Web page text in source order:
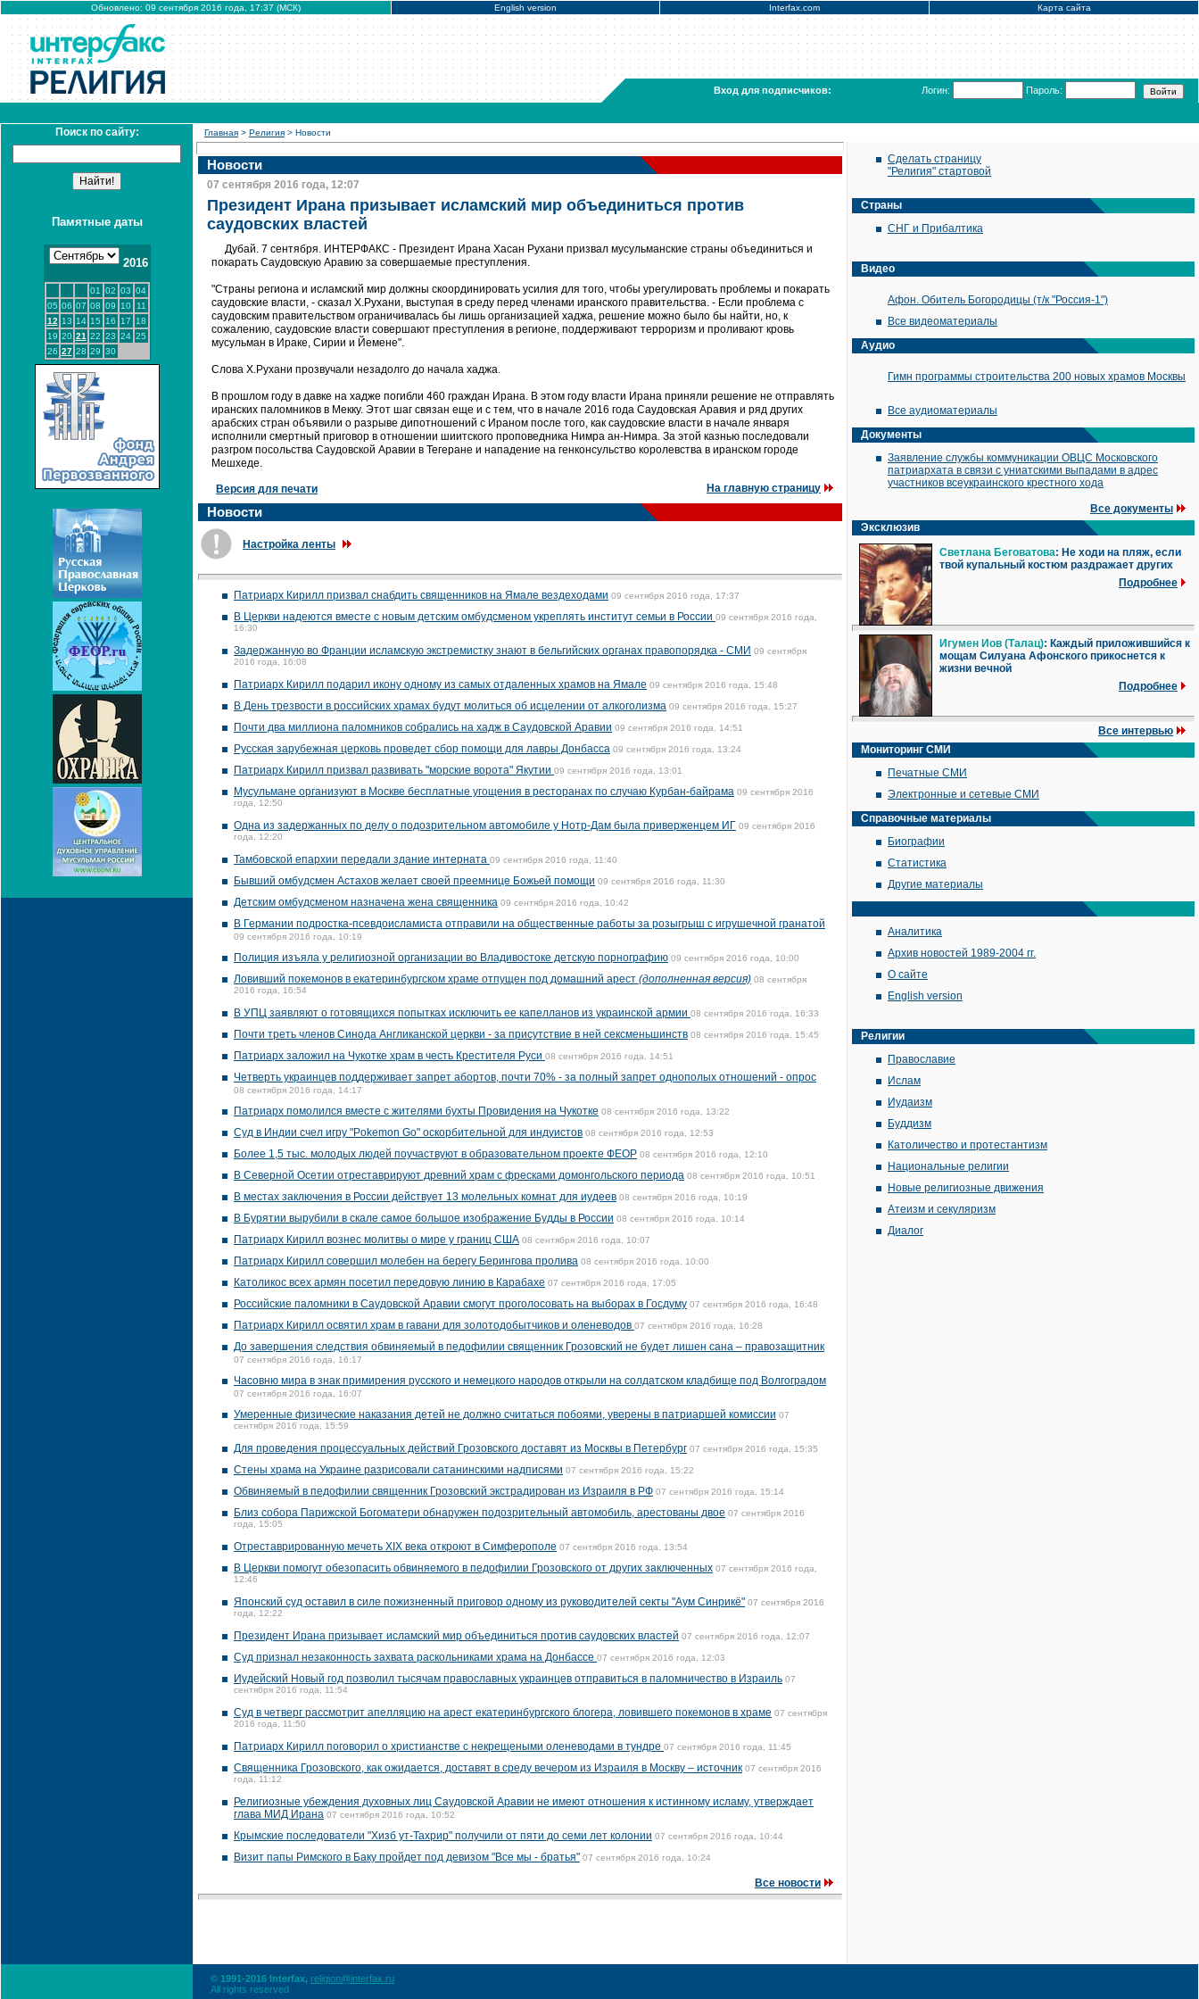
Обновлено: 09 сентября 2016 года, 17:37 (МСК) English version Interfax.com Карта сайта
Вход для подписчиков: Логин: Пароль:
Поиск по сайту:
Памятные даты
2016
01 02 03 04
05 06 07 08 09 10
11
12 13 14 15 16 17
18
19 20 21 22 23 24 25
26 27 28 29 30
Главная > Религия > Новости
Новости
07 сентября 2016 года, 12:07
Президент Ирана призывает исламский мир объединиться против
саудовских властей
Дубай. 7 сентября. ИНТЕРФАКС - Президент Ирана Хасан Рухани призвал мусульманские страны объединиться и
покарать Саудовскую Аравию за совершаемые преступления.
"Страны региона и исламский мир должны скоординировать усилия для того, чтобы урегулировать проблемы и покарать
саудовские власти, - сказал Х.Рухани, выступая в среду перед членами иранского правительства. - Если проблема с
саудовским правительством ограничивалась бы лишь организацией хаджа, решение можно было бы найти, но, к
сожалению, саудовские власти совершают преступления в регионе, поддерживают терроризм и проливают кровь
мусульман в Ираке, Сирии и Йемене".
Слова Х.Рухани прозвучали незадолго до начала хаджа.
В прошлом году в давке на хадже погибли 460 граждан Ирана. В этом году власти Ирана приняли решение не отправлять
иранских паломников в Мекку. Этот шаг связан еще и с тем, что в начале 2016 года Саудовская Аравия и ряд других
арабских стран объявили о разрыве дипотношений с Ираном после того, как саудовские власти в начале января
исполнили смертный приговор в отношении шиитского проповедника Нимра ан-Нимра. За этой казнью последовали
разгром посольства Саудовской Аравии в Тегеране и нападение на генконсульство королевства в иранском городе
Мешхеде.
Версия для печати На главную страницу
Новости
Настройка ленты
Патриарх Кирилл призвал снабдить священников на Ямале вездеходами 09 сентября 2016 года, 17:37
В Церкви надеются вместе с новым детским омбудсменом укреплять институт семьи в России 09 сентября 2016 года,
16:30
Задержанную во Франции исламскую экстремистку знают в бельгийских органах правопорядка - СМИ 09 сентября
2016 года, 16:08
Патриарх Кирилл подарил икону одному из самых отдаленных храмов на Ямале 09 сентября 2016 года, 15:48
В День трезвости в российских храмах будут молиться об исцелении от алкоголизма 09 сентября 2016 года, 15:27
Почти два миллиона паломников собрались на хадж в Саудовской Аравии 09 сентября 2016 года, 14:51
Русская зарубежная церковь проведет сбор помощи для лавры Донбасса 09 сентября 2016 года, 13:24
Патриарх Кирилл призвал развивать "морские ворота" Якутии 09 сентября 2016 года, 13:01
Мусульмане организуют в Москве бесплатные угощения в ресторанах по случаю Курбан-байрама 09 сентября 2016
года, 12:50
Одна из задержанных по делу о подозрительном автомобиле у Нотр-Дам была приверженцем ИГ 09 сентября 2016
года, 12:20
Тамбовской епархии передали здание интерната 09 сентября 2016 года, 11:40
Бывший омбудсмен Астахов желает своей преемнице Божьей помощи 09 сентября 2016 года, 11:30
Детским омбудсменом назначена жена священника 09 сентября 2016 года, 10:42
В Германии подростка-псевдоисламиста отправили на общественные работы за розыгрыш с игрушечной гранатой
09 сентября 2016 года, 10:19
Полиция изъяла у религиозной организации во Владивостоке детскую порнографию 09 сентября 2016 года, 10:00
Ловивший покемонов в екатеринбургском храме отпущен под домашний арест (дополненная версия) 08 сентября
2016 года, 16:54
В УПЦ заявляют о готовящихся попытках исключить ее капелланов из украинской армии 08 сентября 2016 года, 16:33
Почти треть членов Синода Англиканской церкви - за присутствие в ней сексменьшинств 08 сентября 2016 года, 15:45
Патриарх заложил на Чукотке храм в честь Крестителя Руси 08 сентября 2016 года, 14:51
Четверть украинцев поддерживает запрет абортов, почти 70% - за полный запрет однополых отношений - опрос
08 сентября 2016 года, 14:17
Патриарх помолился вместе с жителями бухты Провидения на Чукотке 08 сентября 2016 года, 13:22
Суд в Индии счел игру "Pokemon Go" оскорбительной для индуистов 08 сентября 2016 года, 12:53
Более 1,5 тыс. молодых людей поучаствуют в образовательном проекте ФЕОР 08 сентября 2016 года, 12:10
В Северной Осетии отреставрируют древний храм с фресками домонгольского периода 08 сентября 2016 года, 10:51
В местах заключения в России действует 13 молельных комнат для иудеев 08 сентября 2016 года, 10:19
В Бурятии вырубили в скале самое большое изображение Будды в России 08 сентября 2016 года, 10:14
Патриарх Кирилл вознес молитвы о мире у границ США 08 сентября 2016 года, 10:07
Патриарх Кирилл совершил молебен на берегу Берингова пролива 08 сентября 2016 года, 10:00
Католикос всех армян посетил передовую линию в Карабахе 07 сентября 2016 года, 17:05
Российские паломники в Саудовской Аравии смогут проголосовать на выборах в Госдуму 07 сентября 2016 года, 16:48
Патриарх Кирилл освятил храм в гавани для золотодобытчиков и оленеводов 07 сентября 2016 года, 16:28
До завершения следствия обвиняемый в педофилии священник Грозовский не будет лишен сана – правозащитник
07 сентября 2016 года, 16:17
Часовню мира в знак примирения русского и немецкого народов открыли на солдатском кладбище под Волгоградом
07 сентября 2016 года, 16:07
Умеренные физические наказания детей не должно считаться побоями, уверены в патриаршей комиссии 07
сентября 2016 года, 15:59
Для проведения процессуальных действий Грозовского доставят из Москвы в Петербург 07 сентября 2016 года, 15:35
Стены храма на Украине разрисовали сатанинскими надписями 07 сентября 2016 года, 15:22
Обвиняемый в педофилии священник Грозовский экстрадирован из Израиля в РФ 07 сентября 2016 года, 15:14
Близ собора Парижской Богоматери обнаружен подозрительный автомобиль, арестованы двое 07 сентября 2016
года, 15:05
Отреставрированную мечеть XIX века откроют в Симферополе 07 сентября 2016 года, 13:54
В Церкви помогут обезопасить обвиняемого в педофилии Грозовского от других заключенных 07 сентября 2016 года,
12:46
Японский суд оставил в силе пожизненный приговор одному из руководителей секты "Аум Синрикё" 07 сентября 2016
года, 12:22
Президент Ирана призывает исламский мир объединиться против саудовских властей 07 сентября 2016 года, 12:07
Суд признал незаконность захвата раскольниками храма на Донбассе 07 сентября 2016 года, 12:03
Иудейский Новый год позволил тысячам православных украинцев отправиться в паломничество в Израиль 07
сентября 2016 года, 11:54
Суд в четверг рассмотрит апелляцию на арест екатеринбургского блогера, ловившего покемонов в храме 07 сентября
2016 года, 11:50
Патриарх Кирилл поговорил о христианстве с некрещеными оленеводами в тундре 07 сентября 2016 года, 11:45
Священника Грозовского, как ожидается, доставят в среду вечером из Израиля в Москву – источник 07 сентября 2016
года, 11:12
Религиозные убеждения духовных лиц Саудовской Аравии не имеют отношения к истинному исламу, утверждает
глава МИД Ирана 07 сентября 2016 года, 10:52
Крымские последователи "Хизб ут-Тахрир" получили от пяти до семи лет колонии 07 сентября 2016 года, 10:44
Визит папы Римского в Баку пройдет под девизом "Все мы - братья" 07 сентября 2016 года, 10:24
Все новости
Сделать страницу
"Религия" стартовой
Страны
СНГ и Прибалтика
Видео
Афон. Обитель Богородицы (т/к "Россия-1")
Все видеоматериалы
Аудио
Гимн программы строительства 200 новых храмов Москвы
Все аудиоматериалы
Документы
Заявление службы коммуникации ОВЦС Московского
патриархата в связи с униатскими выпадами в адрес
участников всеукраинского крестного хода
Все документы
Эксклюзив
Светлана Беговатова: Не ходи на пляж, если
твой купальный костюм раздражает других
Подробнее
Игумен Иов (Талац): Каждый приложившийся к
мощам Силуана Афонского прикоснется к
жизни вечной
Подробнее
Все интервью
Мониторинг СМИ
Печатные СМИ
Электронные и сетевые СМИ
Справочные материалы
Биографии
Статистика
Другие материалы
Аналитика
Архив новостей 1989-2004 гг.
О сайте
English version
Религии
Православие
Ислам
Иудаизм
Буддизм
Католичество и протестантизм
Национальные религии
Новые религиозные движения
Атеизм и секуляризм
Диалог
© 1991-2016 Interfax, religion@interfax.ru
All rights reserved